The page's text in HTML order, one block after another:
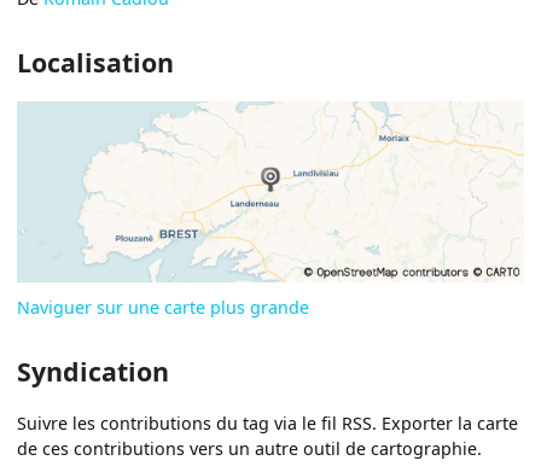
Localisation
Naviguer sur une carte plus grande
Syndication
Suivre les contributions du tag via le fil RSS. Exporter la carte
de ces contributions vers un autre outil de cartographie.